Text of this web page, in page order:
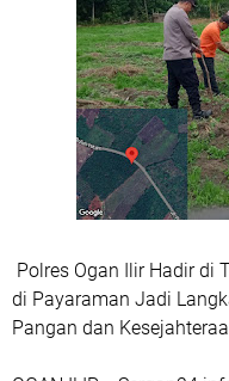
Polres Ogan Ilir Hadir di
di Payaraman Jadi
Pangan dan